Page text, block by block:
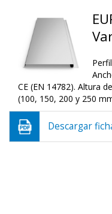
CE (EN 14782). Altura
(100, 150, 200 y 250
Descargar